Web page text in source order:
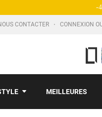
-
CONTACTER CONNEXION
MEILLEURES